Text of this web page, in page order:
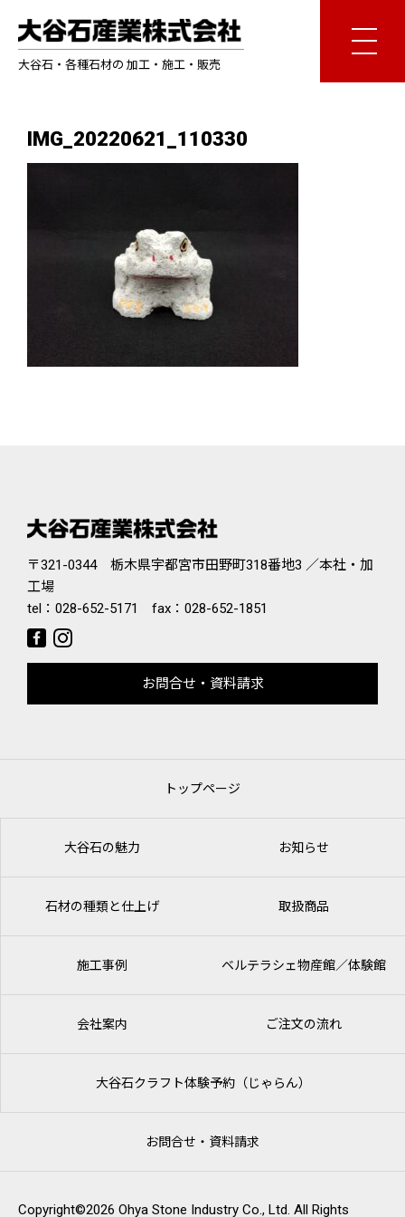
大谷石・各種石材の 加工・施工・販売
IMG_20220621_110330
〒321-0344 栃木県宇都宮市田野町318番地3 ／本社・加
工場
tel： 028-652-5171 fax：028-652-1851
お問合せ・資料請求
トップページ
大谷石の魅力 お知らせ
石材の種類と仕上げ 取扱商品
施工事例 ベルテラシェ物産館／体験館
会社案内 ご注文の流れ
大谷石クラフト体験予約（じゃらん）
お問合せ・資料請求
Copyright©2026 Ohya Stone Industry Co., Ltd. All Rights